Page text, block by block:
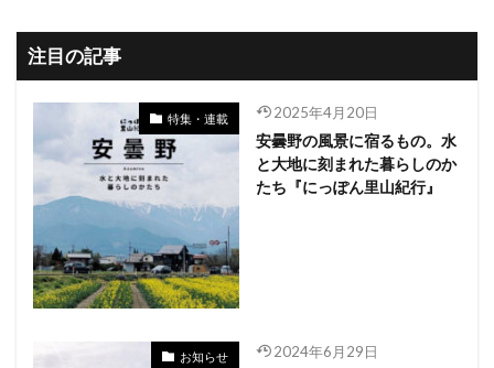
注目の記事
特集・連載 2025年4月20日
安曇野の風景に宿るもの。水
と大地に刻まれた暮らしのか
たち『にっぽん里山紀行』
お知らせ 2024年6月29日